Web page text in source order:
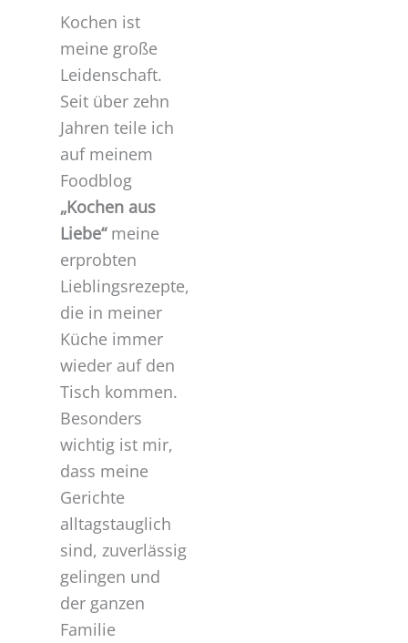
Kochen ist
meine große
Leidenschaft.
Seit über zehn
Jahren teile ich
auf meinem
Foodblog
„Kochen aus
Liebe“meine
erprobten
Lieblingsrezepte,
die in meiner
Küche immer
wieder auf den
Tisch kommen.
Besonders
wichtig ist mir,
dass meine
Gerichte
alltagstauglich
sind, zuverlässig
gelingen und
der ganzen
Familie